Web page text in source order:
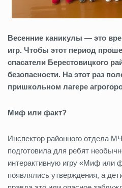
Весенние каникулы — это
игр. Чтобы этот период
спасатели Берестовицкого
безопасности. На этот раз
пришкольном лагере
Миф или факт?
Инспектор районного отдела
подготовила для ребят
интерактивную игру «Миф или
появлялись утверждения, а